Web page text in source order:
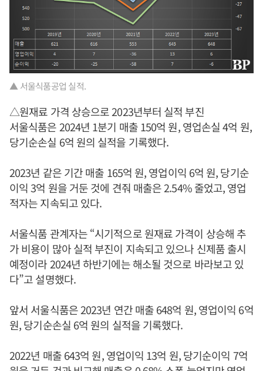
▲ 서울식품공업 실적.
△원재료 가격 상승으로 2023년부터 실적 부진
서울식품은 2024년 1분기 매출 150억 원, 영업손실 4억 원,
당기순손실 6억 원의 실적을 기록했다.
2023년 같은 기간 매출 165억 원, 영업이익 6억 원, 당기순
이익 3억 원을 거둔 것에 견줘 매출은 2.54% 줄었고, 영업
적자는 지속되고 있다.
서울식품 관계자는 “시기적으로 원재료 가격이 상승해 추
가 비용이 많아 실적 부진이 지속되고 있으나 신제품 출시
예정이라 2024년 하반기에는 해소될 것으로 바라보고 있
다”고 설명했다.
앞서 서울식품은 2023년 연간 매출 648억 원, 영업이익 6억
원, 당기순손실 6억 원의 실적을 기록했다.
2022년 매출 643억 원, 영업이익 13억 원, 당기순이익 7억